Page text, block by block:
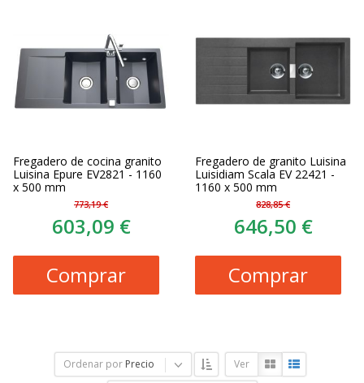
Fregadero de cocina granito
Luisina Epure EV2821 - 1160
x 500 mm
773,19 €
603,09 €
Comprar
Fregadero de granito Luisina
Luisidiam Scala EV 22421 -
1160 x 500 mm
828,85 €
646,50 €
Comprar
Ordenar por Precio Ver